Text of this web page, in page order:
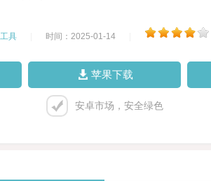
工具 时间：2025-01-14
苹果下载
安卓市场，安全绿色